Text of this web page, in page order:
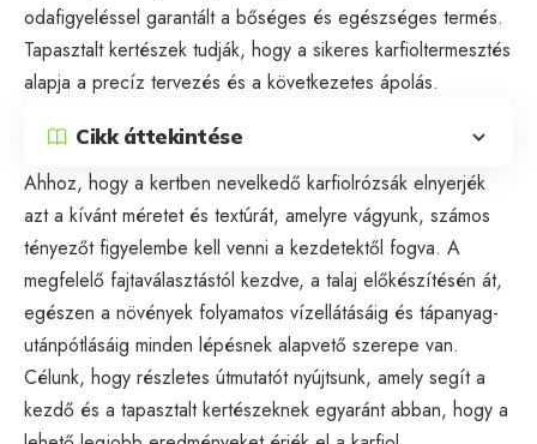
odafigyeléssel garantált a bőséges és egészséges termés.
Tapasztalt kertészek tudják, hogy a sikeres karfioltermesztés
alapja a precíz tervezés és a következetes ápolás.
Cikk áttekintése
Ahhoz, hogy a kertben nevelkedő karfiolrózsák elnyerjék
azt a kívánt méretet és textúrát, amelyre vágyunk, számos
tényezőt figyelembe kell venni a kezdetektől fogva. A
megfelelő fajtaválasztástól kezdve, a talaj előkészítésén át,
egészen a növények folyamatos vízellátásáig és tápanyag-
utánpótlásáig minden lépésnek alapvető szerepe van.
Célunk, hogy részletes útmutatót nyújtsunk, amely segít a
kezdő és a tapasztalt kertészeknek egyaránt abban, hogy a